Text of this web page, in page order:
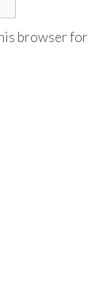
browser for